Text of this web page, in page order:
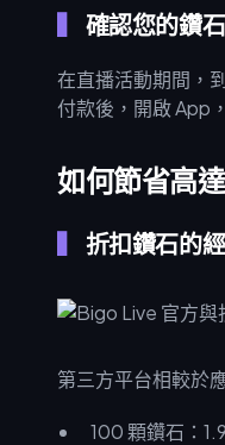
確認您的鑽
在直播活動期間，
付款後，開啟 App
如何節省高
折扣鑽石的
第三方平台相較於
100 顆鑽石：